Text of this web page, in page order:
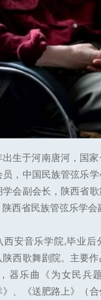
出生于河南唐河，国
员，中国民族管弦乐
会副会长，陕西省
西省民族管弦乐学会
西安音乐学院,毕业后
陕西歌舞剧院。主要
器乐曲《为女民兵
、《送肥路上》（